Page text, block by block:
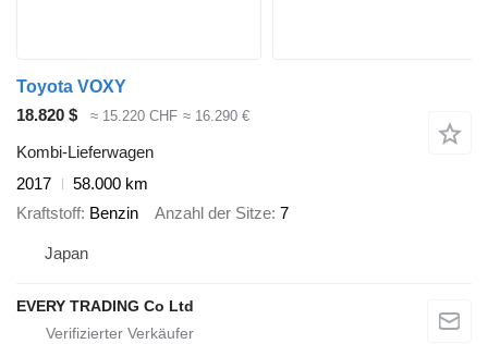
Toyota VOXY
18.820 $
≈ 15.220 CHF ≈ 16.290 €
Kombi-Lieferwagen
2017
58.000 km
Kraftstoff Benzin Anzahl der Sitze 7
Japan
EVERY TRADING Co Ltd